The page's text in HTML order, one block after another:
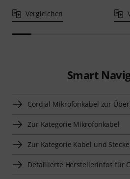
Vergleichen
Smart
Cordial Mikrofonkabel zur
Zur Kategorie Mikrofonkabel
Zur Kategorie Kabel und
Detaillierte Herstellerinfos für